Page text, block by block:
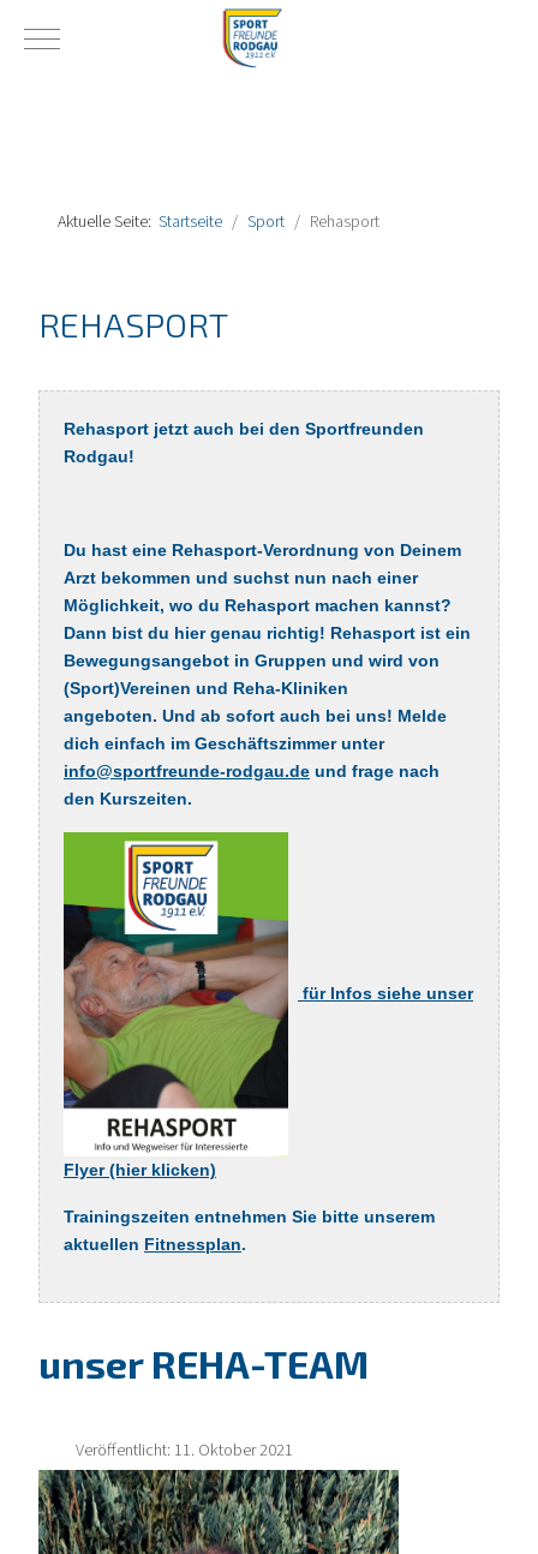
Mobile Menu Toggle
Aktuelle Seite: Startseite Sport Rehasport
REHASPORT
Rehasport jetzt auch bei den Sportfreunden
Rodgau!
Du hast eine Rehasport-Verordnung von Deinem
Arzt bekommen und suchst nun nach einer
Möglichkeit, wo du Rehasport machen kannst?
Dann bist du hier genau richtig! Rehasport ist ein
Bewegungsangebot in Gruppen und wird von
(Sport)Vereinen und Reha-Kliniken
angeboten. Und ab sofort auch bei uns! Melde
dich einfach im Geschäftszimmer unter
info@sportfreunde-rodgau.de und frage nach
den Kurszeiten.
für Infos siehe unser
Flyer (hier klicken)
Trainingszeiten entnehmen Sie bitte unserem
aktuellen Fitnessplan.
unser REHA-TEAM
Veröffentlicht: 11. Oktober 2021